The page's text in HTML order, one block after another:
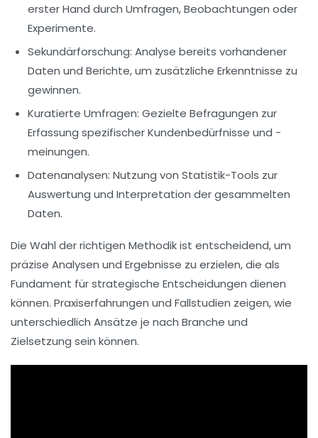
erster Hand durch Umfragen, Beobachtungen oder
Experimente.
Sekundärforschung: Analyse bereits vorhandener
Daten und Berichte, um zusätzliche Erkenntnisse zu
gewinnen.
Kuratierte Umfragen: Gezielte Befragungen zur
Erfassung spezifischer Kundenbedürfnisse und -
meinungen.
Datenanalysen: Nutzung von Statistik-Tools zur
Auswertung und Interpretation der gesammelten
Daten.
Die Wahl der richtigen Methodik ist entscheidend, um
präzise Analysen und Ergebnisse zu erzielen, die als
Fundament für strategische Entscheidungen dienen
können. Praxiserfahrungen und Fallstudien zeigen, wie
unterschiedlich Ansätze je nach Branche und
Zielsetzung sein können.